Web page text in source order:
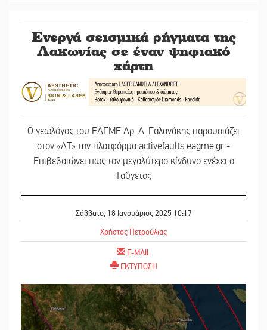
Ενεργά σεισμικά ρήγματα της
Λακωνίας σε έναν ψηφιακό
χάρτη
Ο γεωλόγος του ΕΑΓΜΕ Δρ. Δ. Γαλανάκης παρουσιάζει
στον «ΛΤ» την πλατφόρμα activefaults.eagme.gr -
Επιβεβαιώνει πως τον μεγαλύτερο κίνδυνο ενέχει ο
Ταΰγετος
Σάββατο, 18 Ιανουάριος 2025 10:17
Χρήστος Πετρούλιας
E-MAIL
ΕΚΤΥΠΩΣΗ